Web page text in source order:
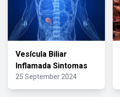
Vesícula Biliar
Inflamada Sintomas
25 September 2024